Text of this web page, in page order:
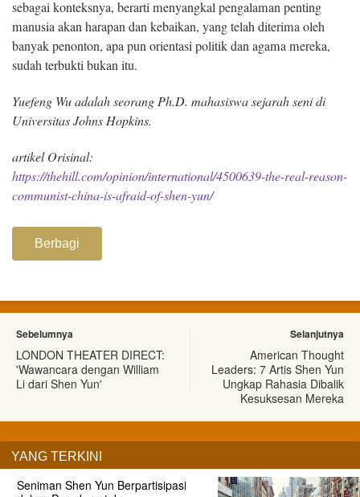
sebagai konteksnya, berarti menyangkal pengalaman penting
manusia akan harapan dan kebaikan, yang telah diterima oleh
banyak penonton, apa pun orientasi politik dan agama mereka,
sudah terbukti bukan itu.
Yuefeng Wu adalah seorang Ph.D. mahasiswa sejarah seni di
Universitas Johns Hopkins.
artikel Orisinal:
https://thehill.com/opinion/international/4500639-the-real-reason-
communist-china-is-afraid-of-shen-yun/
Berbagi
Sebelumnya
LONDON THEATER DIRECT:
'Wawancara dengan William
Li dari Shen Yun'
Selanjutnya
American Thought
Leaders: 7 Artis Shen Yun
Ungkap Rahasia Dibalik
Kesuksesan Mereka
YANG TERKINI
Seniman Shen Yun Berpartisipasi